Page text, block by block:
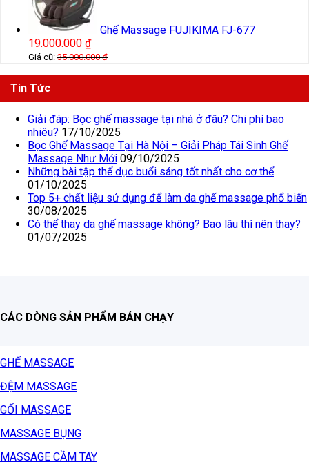
Ghế Massage FUJIKIMA FJ-677
19.000.000 ₫
Giá cũ: 35.000.000₫
Tin Tức
Giải đáp: Bọc ghế massage tại nhà ở đâu? Chi phí bao
nhiêu? 17/10/2025
Bọc Ghế Massage Tại Hà Nội – Giải Pháp Tái Sinh Ghế
Massage Như Mới 09/10/2025
Những bài tập thể dục buổi sáng tốt nhất cho cơ thể
01/10/2025
Top 5+ chất liệu sử dụng để làm da ghế massage phổ biến
30/08/2025
Có thể thay da ghế massage không? Bao lâu thì nên thay?
01/07/2025
CÁC DÒNG SẢN PHẨM BÁN CHẠY
GHẾ MASSAGE
ĐỆM MASSAGE
GỐI MASSAGE
MASSAGE BỤNG
MASSAGE CẦM TAY